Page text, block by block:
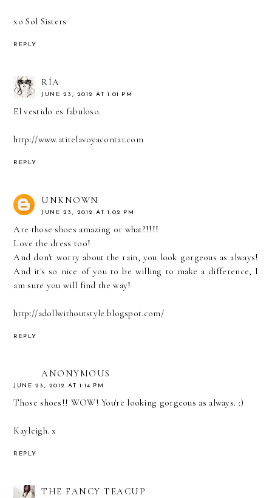
xo Sol Sisters
REPLY
RÍA
JUNE 23, 2012 AT 1:01 PM
El vestido es fabuloso.
http://www.atitelavoyacontar.com
REPLY
UNKNOWN
JUNE 23, 2012 AT 1:02 PM
Are those shoes amazing or what?!!!!
Love the dress too!
And don't worry about the rain, you look gorgeous as always!
And it's so nice of you to be willing to make a difference, I
am sure you will find the way!
http://adollwithoutstyle.blogspot.com/
REPLY
ANONYMOUS
JUNE 23, 2012 AT 1:14 PM
Those shoes!! WOW! You're looking gorgeous as always. :)
Kayleigh. x
REPLY
THE FANCY TEACUP